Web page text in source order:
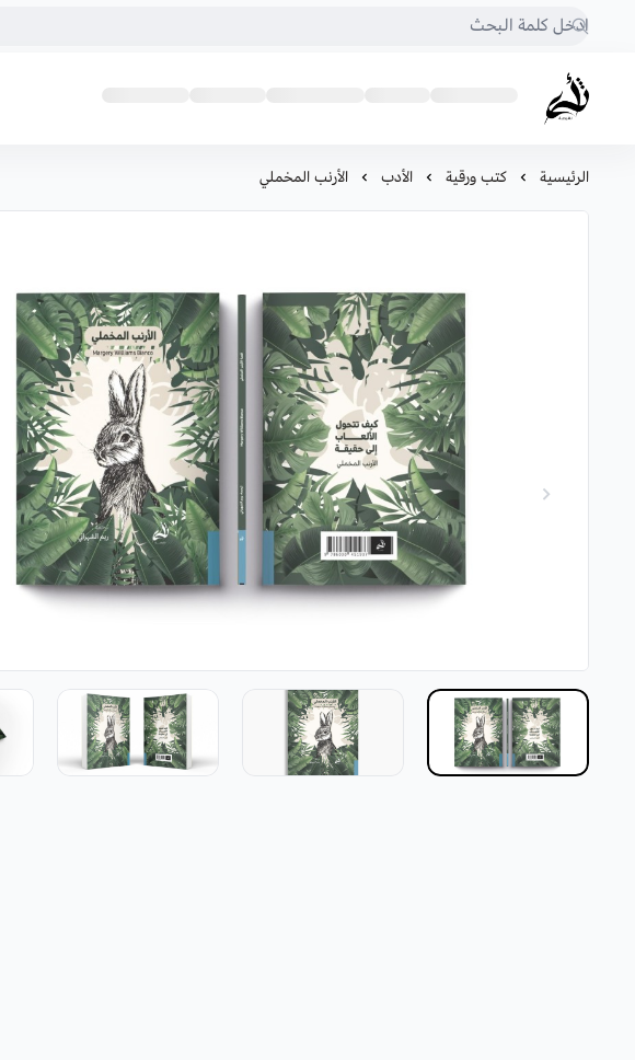
متجر أثرى للكتب
الرئيسية كتب ورقية الأدب الأرنب المخملي